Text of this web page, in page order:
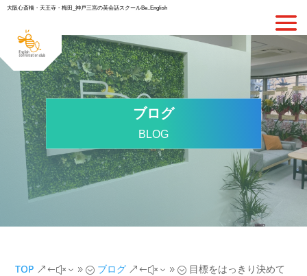
大阪心斎橋・天王寺・梅田_神戸三宮の英会話スクールBe..English
ブログ
BLOG
TOP &#x39; ブログ &#x39; 目標をはっきり決めて